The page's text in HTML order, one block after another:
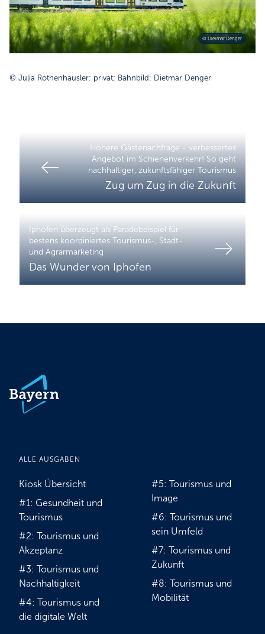
© Dietmar Denger
© Julia Rothenhäusler: privat; Bahnbild: Dietmar Denger
Höhere Gästenachfrage - verbessertes
Angebot im Schienenverkehr! So geht
nachhaltiger, zukunftsfähiger Tourismus
Zug um Zug in die Zukunft
Iphofen überzeugt als Paradebeispiel für
bestens koordiniertes Tourismus-, Stadt-
und Agrarmarketing
Das Wunder von Iphofen
ALLE AUSGABEN
Kiosk Übersicht
#1: Gesundheit und
Tourismus
#2: Tourismus und
Akzeptanz
#3: Tourismus und
Nachhaltigkeit
#4: Tourismus und
die digitale Welt
#5: Tourismus und
Image
#6: Tourismus und
sein Umfeld
#7: Tourismus und
Zukunft
#8: Tourismus und
Mobilität